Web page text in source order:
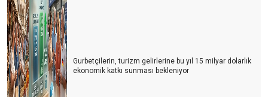
Otelcilikte Markalaşma Süreci - 4 Kalitedeki seviye markanın
temelini sağlamlaştırır
Otelcilikte Markalaşma Süreci - 3
Otelcilikte Markalaşma Süreci - 2
Otelcilikte Markalaşma Süreci
Gurbetçilerin, turizm gelirlerine bu yıl 15 milyar dolarlık
ekonomik katkı sunması bekleniyor